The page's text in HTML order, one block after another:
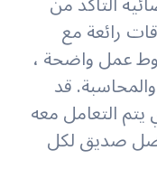
رائعة مع
عمل واضحة ،
قد
التعامل معه
صديق لكل